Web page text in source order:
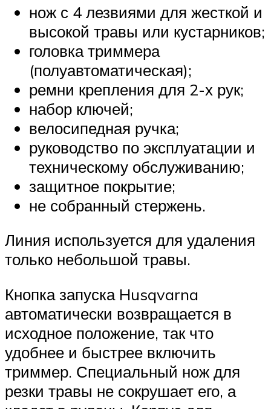
нож с 4 лезвиями для жесткой и
высокой травы или кустарников;
головка триммера
(полуавтоматическая);
ремни крепления для 2-х рук;
набор ключей;
велосипедная ручка;
руководство по эксплуатации и
техническому обслуживанию;
защитное покрытие;
не собранный стержень.
Линия используется для удаления
только небольшой травы.
Кнопка запуска Husqvarna
автоматически возвращается в
исходное положение, так что
удобнее и быстрее включить
триммер. Специальный нож для
резки травы не сокрушает его, а